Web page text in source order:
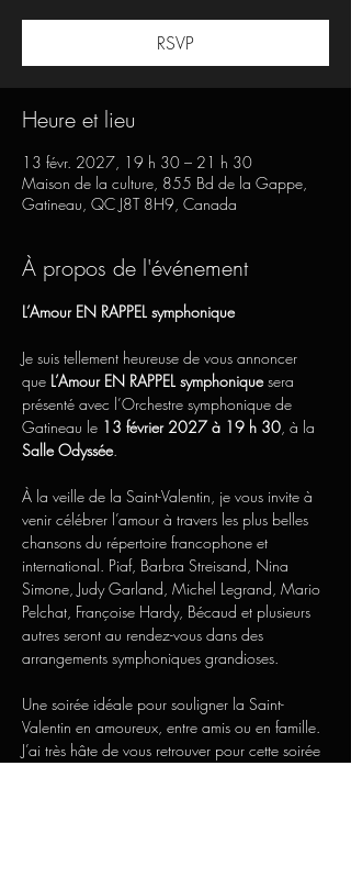
RSVP
Heure et lieu
13 févr. 2027, 19 h 30 – 21 h 30
Maison de la culture, 855 Bd de la Gappe,
Gatineau, QC J8T 8H9, Canada
À propos de l'événement
L’Amour EN RAPPEL symphonique
Je suis tellement heureuse de vous annoncer
que L’Amour EN RAPPEL symphonique sera
présenté avec l’Orchestre symphonique de
Gatineau le 13 février 2027 à 19 h 30, à la
Salle Odyssée.
À la veille de la Saint-Valentin, je vous invite à
venir célébrer l’amour à travers les plus belles
chansons du répertoire francophone et
international. Piaf, Barbra Streisand, Nina
Simone, Judy Garland, Michel Legrand, Mario
Pelchat, Françoise Hardy, Bécaud et plusieurs
autres seront au rendez-vous dans des
arrangements symphoniques grandioses.
Une soirée idéale pour souligner la Saint-
Valentin en amoureux, entre amis ou en famille.
J’ai très hâte de vous retrouver pour cette soirée